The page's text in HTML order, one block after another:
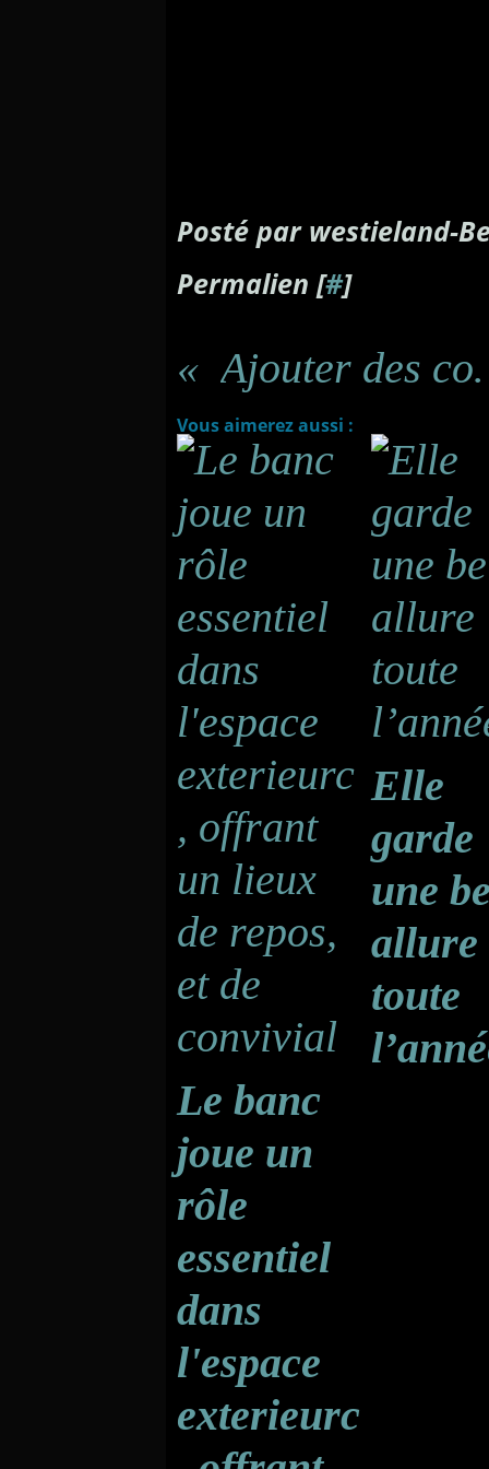
Posté par westieland-
Permalien [#]
Ajouter
Vous aimerez aussi :
Le banc
joue un
rôle
essentiel
dans
l'espace
exterieurc
Elle
garde
une
allure
toute